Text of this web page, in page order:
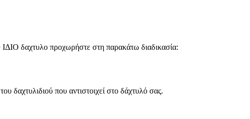
ΙΔΙΟ δαχτυλο προχωρήστε στη παρακάτω διαδικασία:
δαχτυλιδιού που αντιστοιχεί στο δάχτυλό σας.